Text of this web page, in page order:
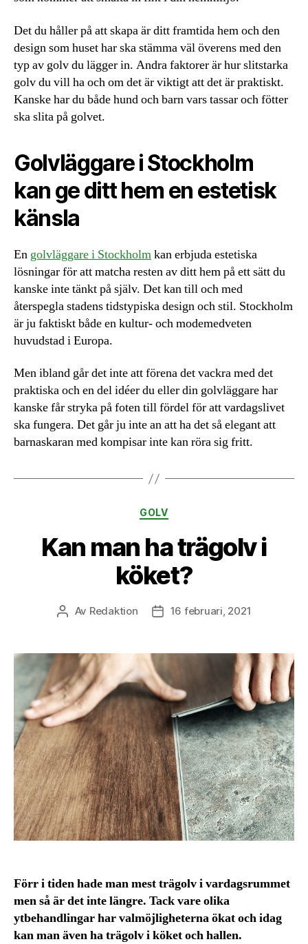
Det du håller på att skapa är ditt framtida hem och den
design som huset har ska stämma väl överens med den
typ av golv du lägger in. Andra faktorer är hur slitstarka
golv du vill ha och om det är viktigt att det är praktiskt.
Kanske har du både hund och barn vars tassar och fötter
ska slita på golvet.
Golvläggare i Stockholm
kan ge ditt hem en estetisk
känsla
En golvläggare i Stockholmkan erbjuda estetiska
lösningar för att matcha resten av ditt hem på ett sätt du
kanske inte tänkt på själv. Det kan till och med
återspegla stadens tidstypiska design och stil. Stockholm
är ju faktiskt både en kultur- och modemedveten
huvudstad i Europa.
Men ibland går det inte att förena det vackra med det
praktiska och en del idéer du eller din golvläggare har
kanske får stryka på foten till fördel för att vardagslivet
ska fungera. Det går ju inte an att ha det så elegant att
barnaskaran med kompisar inte kan röra sig fritt.
Kategorier
GOLV
Kan man ha trägolv i
köket?
Inläggsförfattare
Av Redaktion Inläggsdatum
16 februari, 2021
Förr i tiden hade man mest trägolv i vardagsrummet
men så är det inte längre. Tack vare olika
ytbehandlingar har valmöjligheterna ökat och idag
kan man även ha trägolv i köket och hallen.